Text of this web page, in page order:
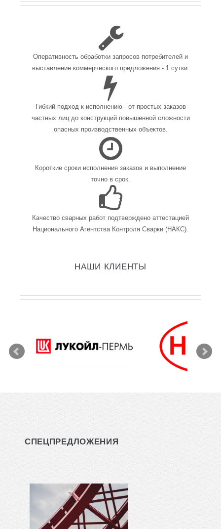
Оперативность обработки запросов потребителей и
выставление коммерческого предложения - 1 сутки.
Гибкий подход к исполнению - от простых заказов
частных лиц до конструкций повышенной сложности
опасных производственных объектов.
Короткие сроки исполнения заказов и выполнение
точно в срок.
Качество сварных работ подтверждено аттестацией
Национального Агентства Контроля Сварки (НАКС).
НАШИ КЛИЕНТЫ
СПЕЦПРЕДЛОЖЕНИЯ